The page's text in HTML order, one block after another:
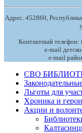
Адрес. 452860,
Контактный телефон:
e-mail
e-mail
СВО
Льготы для
Хроника и
Акции и